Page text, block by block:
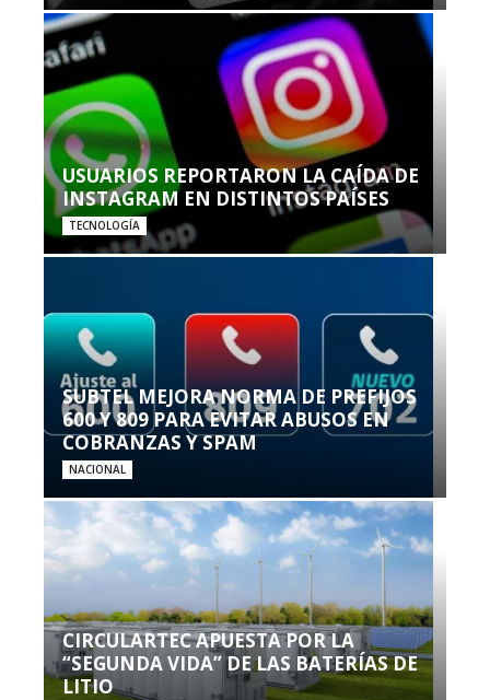
USUARIOS REPORTARON LA CAÍDA DE
INSTAGRAM EN DISTINTOS PAÍSES
TECNOLOGÍA
SUBTEL MEJORA NORMA DE PREFIJOS
600 Y 809 PARA EVITAR ABUSOS EN
COBRANZAS Y SPAM
NACIONAL
CIRCULARTEC APUESTA POR LA
“SEGUNDA VIDA” DE LAS BATERÍAS DE
LITIO